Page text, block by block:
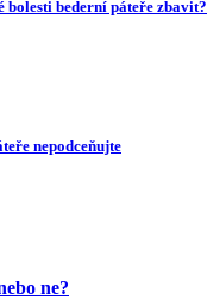
bolesti bederní páteře zbavit?
nepodceňujte
ne?